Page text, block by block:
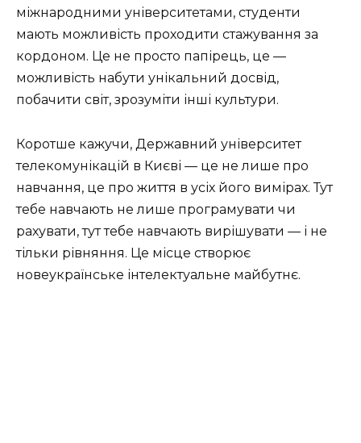
міжнародними університетами, студенти
мають можливість проходити стажування за
кордоном. Це не просто папірець, це —
можливість набути унікальний досвід,
побачити світ, зрозуміти інші культури.
Коротше кажучи, Державний університет
телекомунікацій в Києві — це не лише про
навчання, це про життя в усіх його вимірах. Тут
тебе навчають не лише програмувати чи
рахувати, тут тебе навчають вирішувати — і не
тільки рівняння. Це місце створює
новеукраїнське інтелектуальне майбутнє.